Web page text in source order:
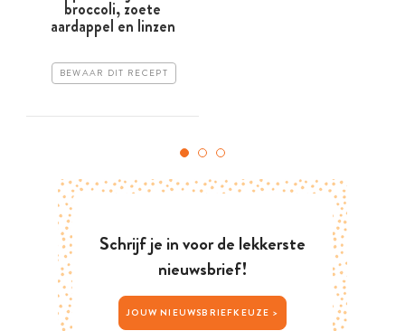
broccoli, zoete
aardappel en linzen
BEWAAR DIT RECEPT
Schrijf je in voor de lekkerste
nieuwsbrief!
JOUW NIEUWSBRIEFKEUZE >